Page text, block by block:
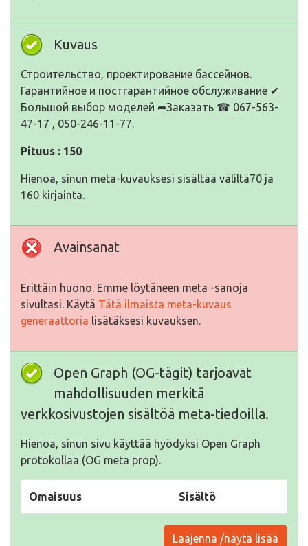
Kuvaus
Строительство, проектирование бассейнов.
Гарантийное и постгарантийное обслуживание ✔
Большой выбор моделей ➦Заказать ☎ 067-563-
47-17 , 050-246-11-77.
Pituus : 150
Hienoa, sinun meta-kuvauksesi sisältää väliltä70 ja
160 kirjainta.
Avainsanat
Erittäin huono. Emme löytäneen meta -sanoja
sivultasi. Käytä Tätä ilmaista meta-kuvaus
generaattoria lisätäksesi kuvauksen.
Open Graph (OG-tägit) tarjoavat
mahdollisuuden merkitä
verkkosivustojen sisältöä meta-tiedoilla.
Hienoa, sinun sivu käyttää hyödyksi Open Graph
protokollaa (OG meta prop).
Omaisuus Sisältö
Laajenna /näytä lisää